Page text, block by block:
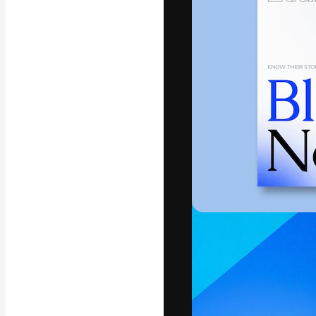
La
migliori lavori.